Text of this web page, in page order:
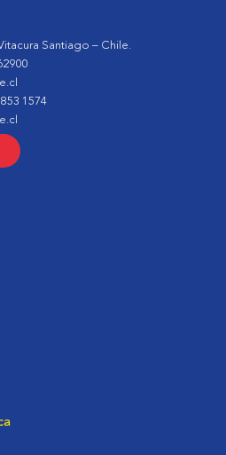
Santiago – Chile.
1574